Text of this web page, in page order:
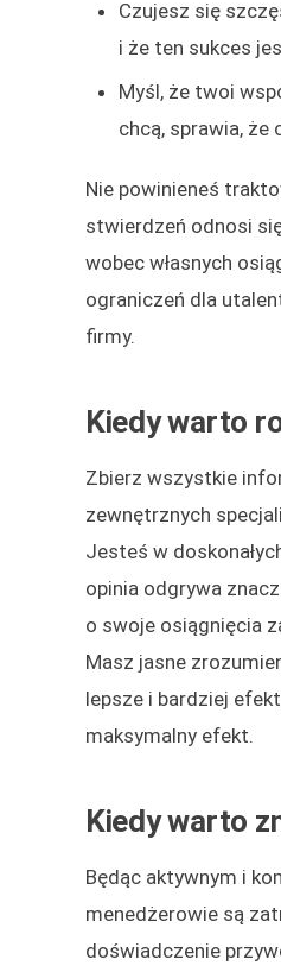
Czujesz się
i że ten sukces
Myśl, że twoi
chcą, sprawia, że
Nie powinieneś
stwierdzeń odnosi
wobec własnych
ograniczeń dla
firmy.
Kiedy warto
Zbierz wszystkie
zewnętrznych
Jesteś w
opinia odgrywa
o swoje osiągnięcia
Masz jasne
lepsze i bardziej
maksymalny efekt.
Kiedy warto
Będąc aktywnym i
menedżerowie są
doświadczenie